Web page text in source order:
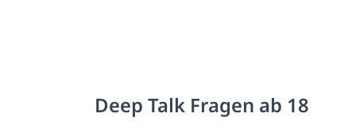
Deep Talk Fragen ab 18